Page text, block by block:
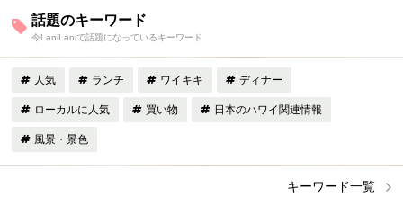
話題のキーワード
今LaniLaniで話題になっているキーワード
人気 ランチ ワイキキ ディナー
ローカルに人気 買い物 日本のハワイ関連情報
風景・景色
キーワード一覧